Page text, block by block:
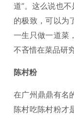
道”。这么说也
的极致，可以为
一生只做一道菜
不吝惜在菜品研
陈村粉
在广州鼎鼎有名
陈村吃陈村粉才